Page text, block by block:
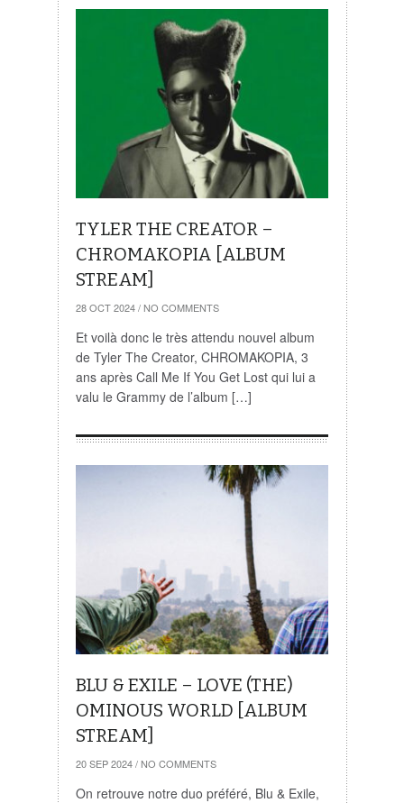
TYLER THE CREATOR –
CHROMAKOPIA [ALBUM
STREAM]
28 OCT 2024 / NO COMMENTS
Et voilà donc le très attendu nouvel album
de Tyler The Creator, CHROMAKOPIA, 3
ans après Call Me If You Get Lost qui lui a
valu le Grammy de l’album […]
BLU & EXILE – LOVE (THE)
OMINOUS WORLD [ALBUM
STREAM]
20 SEP 2024 / NO COMMENTS
On retrouve notre duo préféré, Blu & Exile,